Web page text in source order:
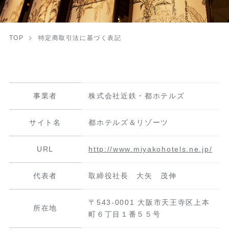
TOP 特定商取引法に基づく表記
事業者 株式会社近鉄・都ホテルズ
サイト名 都ホテルズ＆リゾーツ
URL http://www.miyakohotels.ne.jp/
代表者 取締役社長 大矢 茂伸
所在地
〒543-0001 大阪市天王寺区上本
町６丁目１番５５号